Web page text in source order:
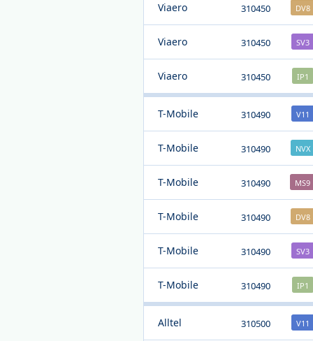
Viaero 310450 DV8
Viaero 310450 SV3
Viaero 310450 IP1
T-Mobile 310490 V11
T-Mobile 310490 NVX
T-Mobile 310490 MS9
T-Mobile 310490 DV8
T-Mobile 310490 SV3
T-Mobile 310490 IP1
Alltel 310500 V11